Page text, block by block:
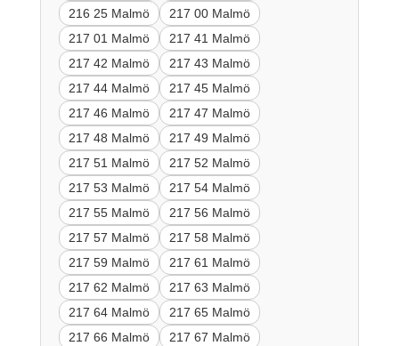
216 25 Malmö
217 00 Malmö
217 01 Malmö
217 41 Malmö
217 42 Malmö
217 43 Malmö
217 44 Malmö
217 45 Malmö
217 46 Malmö
217 47 Malmö
217 48 Malmö
217 49 Malmö
217 51 Malmö
217 52 Malmö
217 53 Malmö
217 54 Malmö
217 55 Malmö
217 56 Malmö
217 57 Malmö
217 58 Malmö
217 59 Malmö
217 61 Malmö
217 62 Malmö
217 63 Malmö
217 64 Malmö
217 65 Malmö
217 66 Malmö
217 67 Malmö